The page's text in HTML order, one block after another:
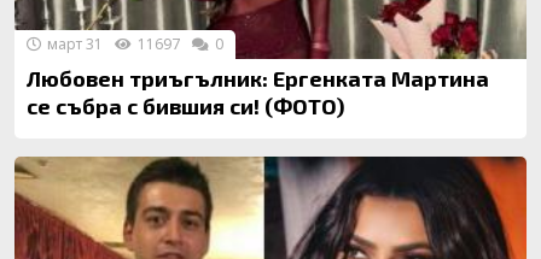
Любовен триъгълник: Ергенката Мартина
се събра с бившия си! (ФОТО)
март 31 11697 0